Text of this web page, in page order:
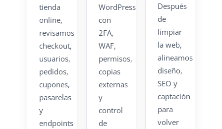
tienda
online,
revisamos
checkout,
usuarios,
pedidos,
cupones,
pasarelas
y
endpoints
WordPress
con
2FA,
WAF,
permisos,
copias
externas
y
control
de
Después
de
limpiar
la web,
alineamos
diseño,
SEO y
captación
para
volver